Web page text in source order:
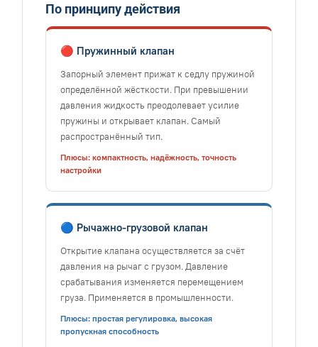
По принципу действия
🔴 Пружинный клапан
Запорный элемент прижат к седлу пружиной
определённой жёсткости. При превышении
давления жидкость преодолевает усилие
пружины и открывает клапан. Самый
распространённый тип.
Плюсы: компактность, надёжность, точность
настройки
🔵 Рычажно-грузовой клапан
Открытие клапана осуществляется за счёт
давления на рычаг с грузом. Давление
срабатывания изменяется перемещением
груза. Применяется в промышленности.
Плюсы: простая регулировка, высокая
пропускная способность